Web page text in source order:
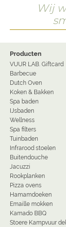
Wij
Producten
VUUR LAB. Giftcard
Barbecue
Dutch Oven
Koken & Bakken
Spa baden
IJsbaden
Wellness
Spa filters
Tuinbaden
Infrarood stoelen
Buitendouche
Jacuzzi
Rookplanken
Pizza ovens
Hamamdoeken
Emaille mokken
Kamado BBQ
Stoere Kampvuur